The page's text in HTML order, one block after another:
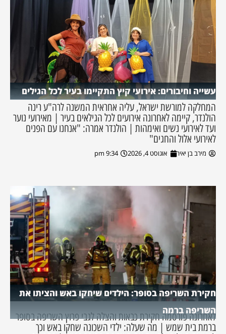
עשייה וחיבורים: אירועי קיץ התקיימו בעיר לכל הגילים
המחלקה למורשת ישראל, עליה אחראית המשנה לרה"ע רינה
הולנדר, קיימה לאחרונה אירועים לכל הגילאים בעיר | מאירועי נוער
ועד לאירועי נשים ואימהות | הולנדר אמרה: "אנחנו עם הפנים
לאירועי אלול והחגים"
מירב בן יאיר אוגוסט 4, 2026 9:34 pm
חקירת השריפה בסופר: הילדים שיחקו באש והציתו את
השריפה ברמה
לאחרונה פורסמה חקירת כבאות והצלה לגבי פרוץ השריפה בסופר
ברמת בית שמש | מה שעלה: ילדי השכונה שחקו באש וכך